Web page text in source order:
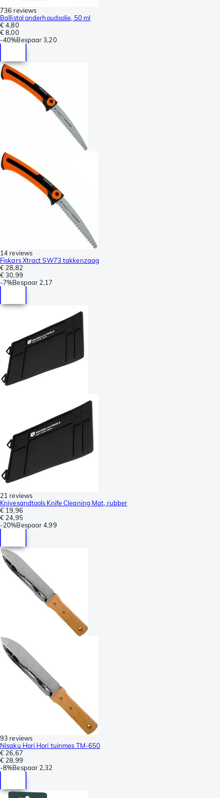
736 reviews
Ballistol onderhoudsolie, 50 ml
€ 4,80
€ 8,00
-40%Bespaar 3,20
14 reviews
Fiskars Xtract SW73 takkenzaag
€ 28,82
€ 30,99
-7%Bespaar 2,17
21 reviews
Knivesandtools Knife Cleaning Mat, rubber
€ 19,96
€ 24,95
-20%Bespaar 4,99
93 reviews
Nisaku Hori Hori tuinmes TM-650
€ 26,67
€ 28,99
-8%Bespaar 2,32